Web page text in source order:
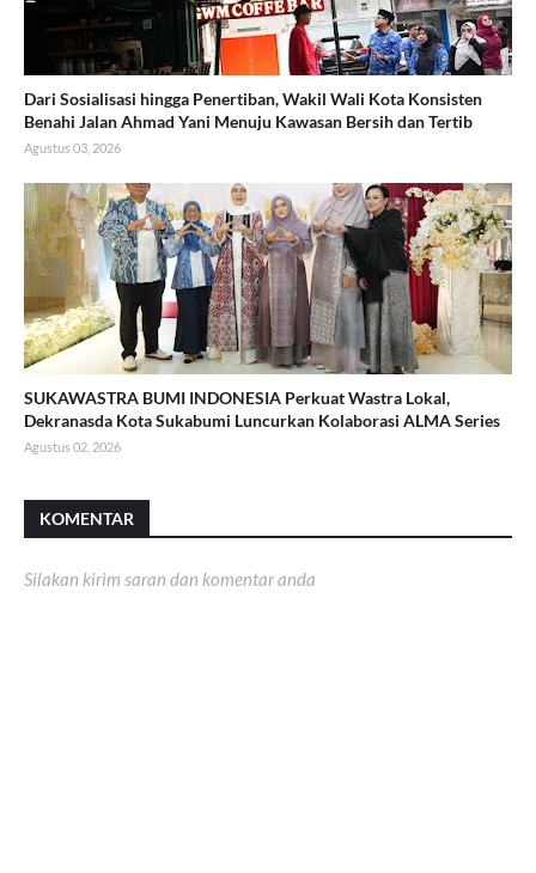
Dari Sosialisasi hingga Penertiban, Wakil Wali Kota Konsisten
Benahi Jalan Ahmad Yani Menuju Kawasan Bersih dan Tertib
Agustus 03, 2026
SUKAWASTRA BUMI INDONESIA Perkuat Wastra Lokal,
Dekranasda Kota Sukabumi Luncurkan Kolaborasi ALMA Series
Agustus 02, 2026
KOMENTAR
Silakan kirim saran dan komentar anda